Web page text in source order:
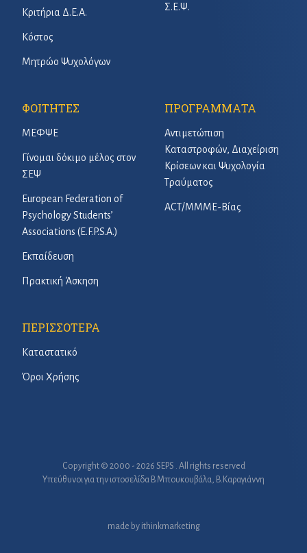
Σ.Ε.Ψ.
Κριτήρια Δ.Ε.Α.
Κόστος
Μητρώο Ψυχολόγων
ΦΟΙΤΗΤΕΣ
ΜΕΦΨΕ
Γίνομαι δόκιμο μέλος στον
ΣΕΨ
European Federation of
Psychology Students’
Associations (E.F.P.S.A.)
Εκπαίδευση
Πρακτική Άσκηση
ΠΡΟΓΡΑΜΜΑΤΑ
Αντιμετώπιση
Καταστροφών, Διαχείριση
Κρίσεων και Ψυχολογία
Τραύματος
ACT/ΜΜΜΕ-Βίας
ΠΕΡΙΣΣΟΤΕΡΑ
Καταστατικό
Όροι Χρήσης
Copyright © 2000 - 2026 SEPS . All rights reserved
Υπεύθυνοι για την ιστοσελίδα B.Μπουκουβάλα, Β.Καραγιάννη
made by ithinkmarketing